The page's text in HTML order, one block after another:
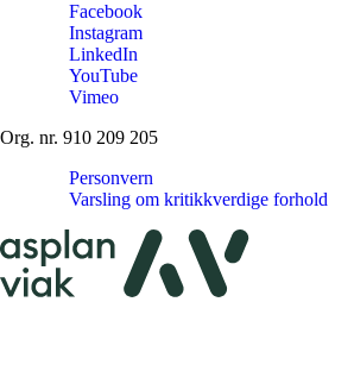
Facebook
Instagram
LinkedIn
YouTube
Vimeo
Org. nr. 910 209 205
Personvern
Varsling om kritikkverdige forhold